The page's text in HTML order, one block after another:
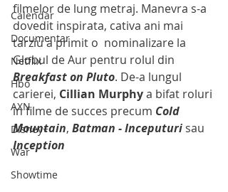
Calendar
Documentar
Netflix
Hbo
AXN
Disney+
War
Showtime
filmelor de lung metraj. Manevra s-a
dovedit inspirata, cativa ani mai
tarziu a primit o  nominalizare la
Globul de Aur pentru rolul din
Breakfast on Pluto. De-a lungul
carierei, Cillian Murphy a bifat roluri
in filme de succes precum Cold
Mountain, Batman - Inceputuri sau
Inception